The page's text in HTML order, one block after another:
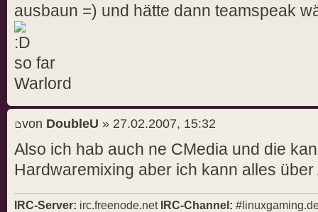
ausbaun =) und hätte dann teamspeak
so far
Warlord
von DoubleU » 27.02.2007, 15:32
Also ich hab auch ne CMedia und die
Hardwaremixing aber ich kann alles über
IRC-Server: irc.freenode.net IRC-Channel: